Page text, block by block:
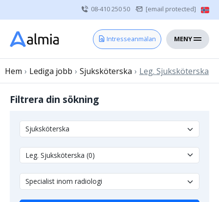
08-410 250 50 [email protected]
Intresseanmälan MENY
Hem
Vårdgivare
Om oss
Kontakt
Övrig vårdpersonal
Hem › Lediga jobb › Sjuksköterska › Leg. Sjuksköterska
Filtrera din sökning